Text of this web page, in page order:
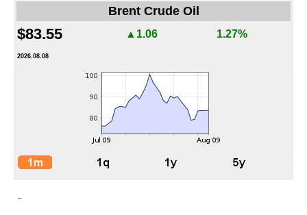
Brent Crude Oil
$83.55 ▲1.06 1.27%
2026.08.08
-